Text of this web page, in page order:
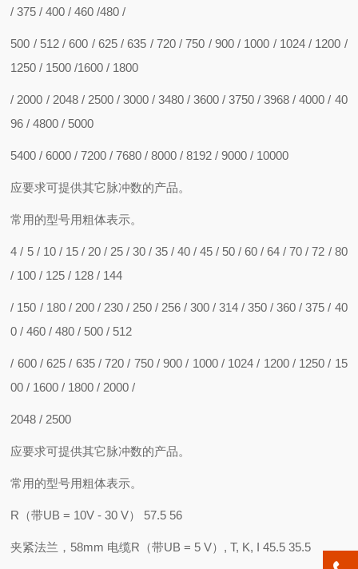
/ 375 / 400 / 460 /480 /
500 / 512 / 600 / 625 / 635 / 720 / 750 / 900 / 1000 / 1024 / 1200 /
1250 / 1500 /1600 / 1800
/ 2000 / 2048 / 2500 / 3000 / 3480 / 3600 / 3750 / 3968 / 4000 / 40
96 / 4800 / 5000
5400 / 6000 / 7200 / 7680 / 8000 / 8192 / 9000 / 10000
应要求可提供其它脉冲数的产品。
常用的型号用粗体表示。
4 / 5 / 10 / 15 / 20 / 25 / 30 / 35 / 40 / 45 / 50 / 60 / 64 / 70 / 72 / 80
/ 100 / 125 / 128 / 144
/ 150 / 180 / 200 / 230 / 250 / 256 / 300 / 314 / 350 / 360 / 375 / 40
0 / 460 / 480 / 500 / 512
/ 600 / 625 / 635 / 720 / 750 / 900 / 1000 / 1024 / 1200 / 1250 / 15
00 / 1600 / 1800 / 2000 /
2048 / 2500
应要求可提供其它脉冲数的产品。
常用的型号用粗体表示。
R（带UB = 10V - 30 V） 57.5 56
夹紧法兰，58mm 电缆R（带UB = 5 V）, T, K, I 45.5 35.5